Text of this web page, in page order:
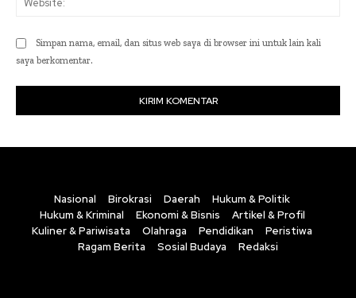
Simpan nama, email, dan situs web saya di browser ini untuk lain kali
saya berkomentar.
Nasional Birokrasi Daerah
Hukum & Politik
Hukum & Kriminal
Ekonomi & Bisnis
Artikel & Profil
Kuliner & Pariwisata
Olahraga Pendidikan
Peristiwa
Ragam Berita
Sosial Budaya Redaksi